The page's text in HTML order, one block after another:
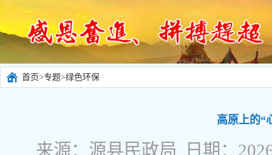
首页>专题>绿色环保
高原上的“
来源：源县民政局 日期：